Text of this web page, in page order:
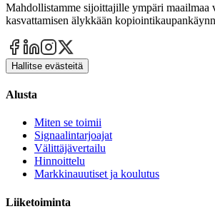
Mahdollistamme sijoittajille ympäri maailmaa
kasvattamisen älykkään
Hallitse evästeitä
Alusta
Miten se toimii
Signaalintarjoajat
Välittäjävertailu
Hinnoittelu
Markkinauutiset ja koulutus
Liiketoiminta